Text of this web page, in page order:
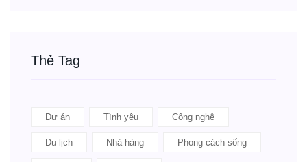
Thẻ Tag
Dự án Tình yêu Công nghệ
Du lịch Nhà hàng Phong cách sống